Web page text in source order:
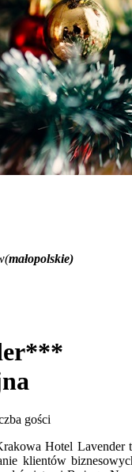
małopolskie)
gości
Hotel Lavender
klientów